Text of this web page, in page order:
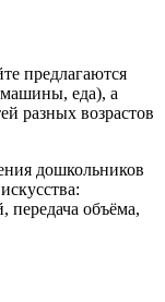
предлагаются
еда), а
разных возрастов
дошкольников
объёма,